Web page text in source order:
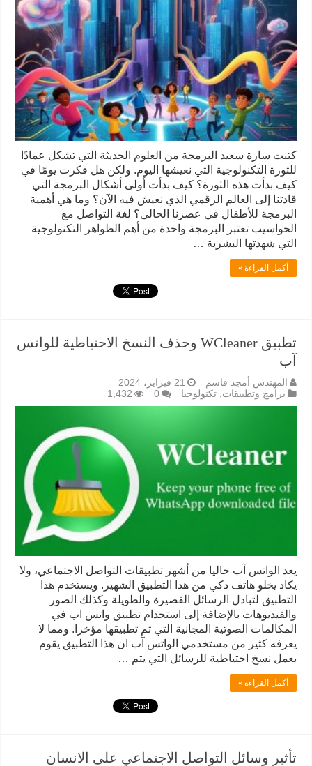
كتبت سارة سعيد البرمجة من العلوم الحديثة التي تشكل عمادًا
للثورة التكنولوجية التي نعيشها اليوم. ولكن هل فكرت يومًا في
كيف بدأت هذه الثورة؟ كيف بدأت أولى أشكال البرمجة التي
قادتنا إلى العالم الرقمي الذي نعيش فيه الآن؟ وما هي أهمية
البرمجة للأطفال في عصرنا الحالي؟ لغة التواصل مع
الحواسيب تعتبر البرمجة واحدة من أهم الظواهر التكنولوجية
التي شهدتها البشرية …
أكمل القراءة »
تطبيق WCleaner وحذف النسخ الاحتياطية للواتس
آب
المهندس أمجد قاسم
21 فبراير، 2024
برامج وتطبيقات, تكنولوجيا 0
1,432
يعد الواتس آب حاليا من أشهر تطبيقات التواصل الاجتماعي، ولا
يكاد يخلو هاتف ذكي من هذا التطبيق الشهير. ويستخدم هذا
التطبيق لتبادل الرسائل القصيرة والطويلة وكذلك الصور
والفيديوهات بالإضافة إلى استخدام تطبيق واتس اب في
المكالمات الصوتية المجانية التي تم تطبيقها مؤخرا. ومما لا
يعرفه كثير من مستخدمي الواتس آب ان هذا التطبيق يقوم
بعمل نسخ احتياطية للرسائل التي يتم …
أكمل القراءة »
تأثير وسائل التواصل الاجتماعي على الانسان